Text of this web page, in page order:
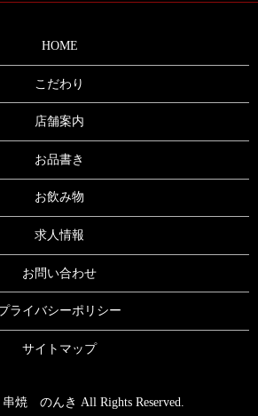
HOME
こだわり
店舗案内
お品書き
お飲み物
求人情報
お問い合わせ
ライバシーポリシー
サイトマップ
焼 のんき All Rights Reserved.